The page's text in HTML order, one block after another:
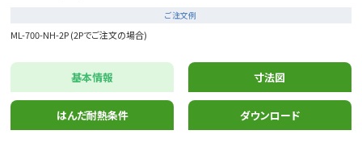
ご注文例
ML-700-NH-2P (2Pでご注文の場合)
基本情報 寸法図
はんだ耐熱条件 ダウンロード